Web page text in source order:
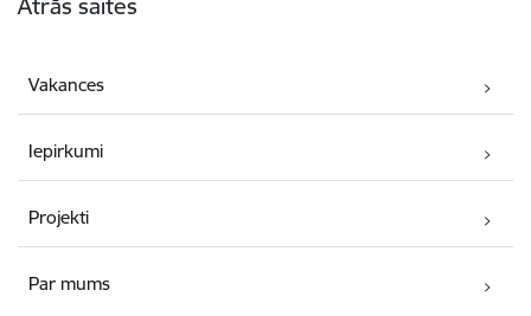
Vakances
Iepirkumi
Projekti
Par mums